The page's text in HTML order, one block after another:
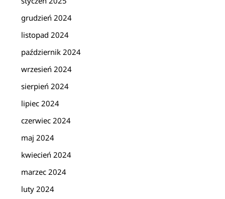
grudzień 2024
listopad 2024
październik 2024
wrzesień 2024
sierpień 2024
lipiec 2024
czerwiec 2024
maj 2024
kwiecień 2024
marzec 2024
luty 2024